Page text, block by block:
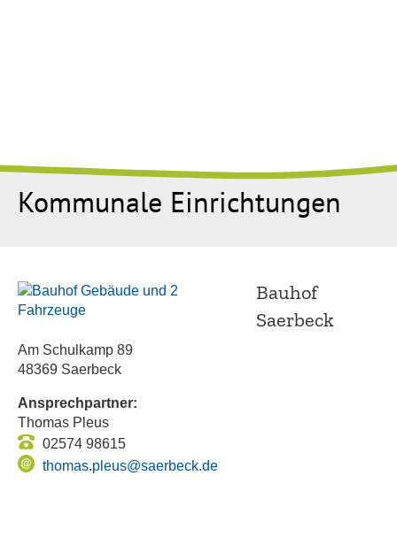
Kommunale Einrichtungen
Bauhof
Saerbeck
Am Schulkamp 89
48369 Saerbeck
Ansprechpartner:
Thomas Pleus
02574 98615
thomas.pleus@saerbeck.de